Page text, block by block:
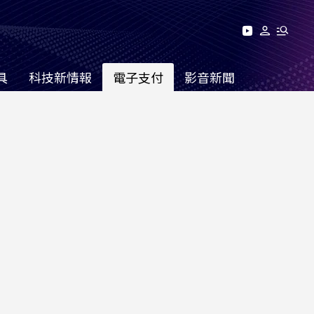
科技新情報 電子支付 影音新聞